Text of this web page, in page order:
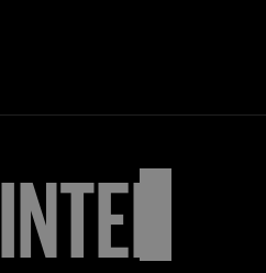
INTER